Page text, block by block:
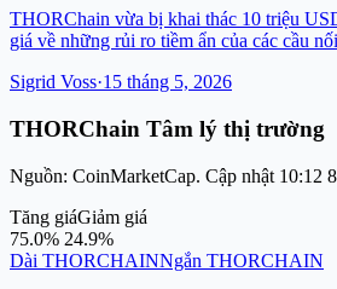
THORChain vừa bị khai thác 10 triệu
giá về những rủi ro tiềm ẩn của các cầu
Sigrid Voss·15 tháng 5, 2026
THORChain Tâm lý thị trường
Nguồn: CoinMarketCap. Cập nhật 10:12
Tăng giáGiảm giá
75.0% 24.9%
Dài THORCHAINNgắn THORCHAIN